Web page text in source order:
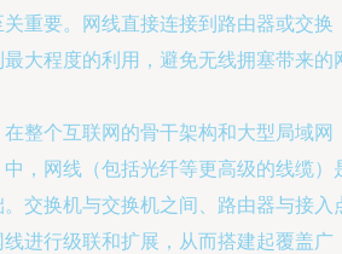
重要。网线直接连接到路由器或交换
大程度的利用，避免无线拥塞带来的
在整个互联网的骨干架构和大型局域网
中，网线（包括光纤等更高级的线缆）
交换机与交换机之间、路由器与接入
进行级联和扩展，从而搭建起覆盖广